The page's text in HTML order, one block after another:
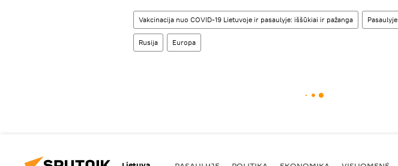
Vakcinacija nuo COVID-19 Lietuvoje ir pasaulyje: iššūkiai ir pažanga Pasaulyje
Rusija Europa